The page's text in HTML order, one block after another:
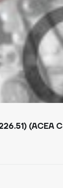
(ACEA